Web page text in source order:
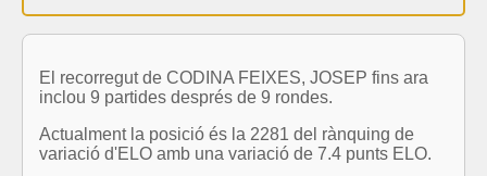
El recorregut de CODINA FEIXES, JOSEP fins ara
inclou 9 partides després de 9 rondes.
Actualment la posició és la 2281 del rànquing de
variació d'ELO amb una variació de 7.4 punts ELO.